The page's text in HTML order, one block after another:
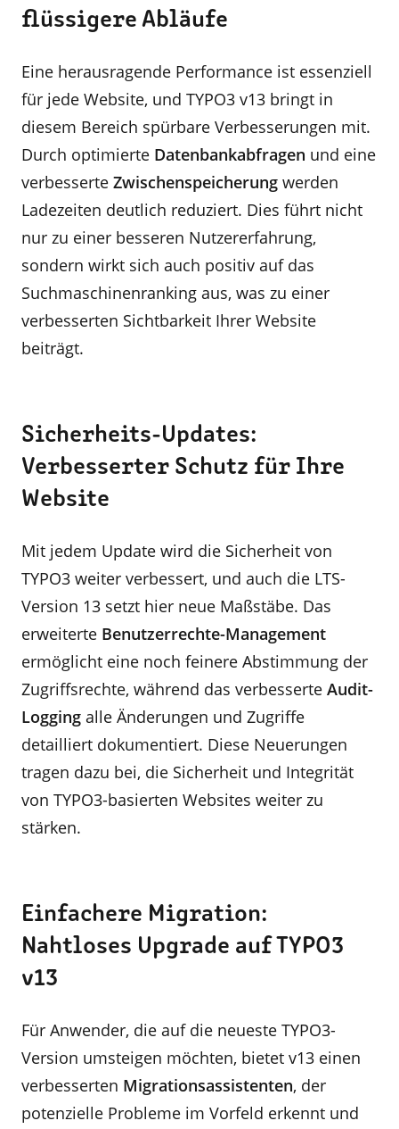
flüssigere Abläufe
Eine herausragende Performance ist essenziell
für jede Website, und TYPO3 v13 bringt in
diesem Bereich spürbare Verbesserungen mit.
Durch optimierte Datenbankabfragen und eine
verbesserte Zwischenspeicherung werden
Ladezeiten deutlich reduziert. Dies führt nicht
nur zu einer besseren Nutzererfahrung,
sondern wirkt sich auch positiv auf das
Suchmaschinenranking aus, was zu einer
verbesserten Sichtbarkeit Ihrer Website
beiträgt.
Sicherheits-Updates:
Verbesserter Schutz für Ihre
Website
Mit jedem Update wird die Sicherheit von
TYPO3 weiter verbessert, und auch die LTS-
Version 13 setzt hier neue Maßstäbe. Das
erweiterte Benutzerrechte-Management
ermöglicht eine noch feinere Abstimmung der
Zugriffsrechte, während das verbesserte Audit-
Logging alle Änderungen und Zugriffe
detailliert dokumentiert. Diese Neuerungen
tragen dazu bei, die Sicherheit und Integrität
von TYPO3-basierten Websites weiter zu
stärken.
Einfachere Migration:
Nahtloses Upgrade auf TYPO3
v13
Für Anwender, die auf die neueste TYPO3-
Version umsteigen möchten, bietet v13 einen
verbesserten Migrationsassistenten, der
potenzielle Probleme im Vorfeld erkennt und